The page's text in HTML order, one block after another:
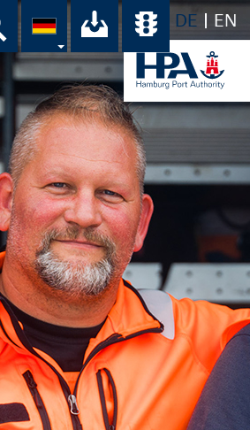
DE EN
Suche Ihr Download-